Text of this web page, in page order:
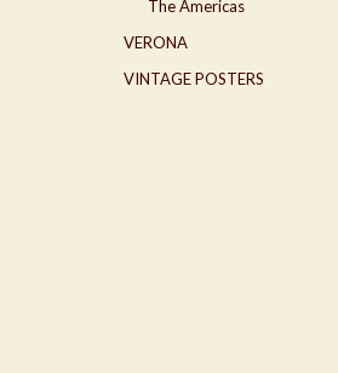
The Americas
VERONA
VINTAGE POSTERS